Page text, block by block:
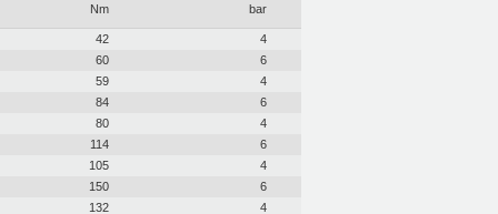
Nm
bar
42
4
60
6
59
4
84
6
80
4
114
6
105
4
150
6
132
4